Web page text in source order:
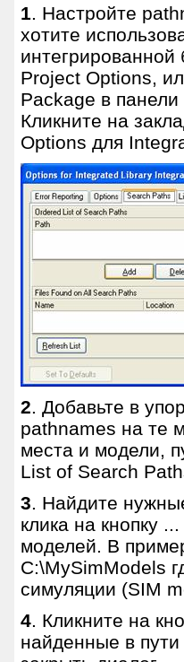
1. Настройте
хотите
Project Options,
Package в
Кликните на
Options для
2. Добавьте в
pathnames на те
места и модели,
List of Search
3. Найдите
клика на кнопку
моделей. В
C:\MySimModels
симуляции (SIM
4. Кликните на
найденные в пути